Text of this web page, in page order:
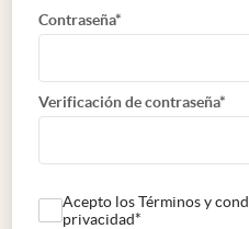
Contraseña*
Verificación de contraseña*
Acepto los Términos y
privacidad*